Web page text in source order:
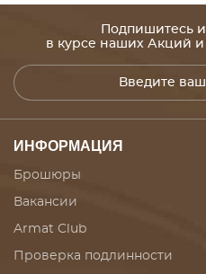
Подпишитесь и
в курсе наших Акций
ИНФОРМАЦИЯ
Брошюры
Вакансии
Armat Club
Проверка подлинности